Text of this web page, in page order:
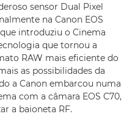
sensor Dual Pixel
na Canon EOS
introduziu o Cinema
que tornou a
RAW mais eficiente do
as possibilidades da
a Canon embarcou numa
com a câmara EOS C70,
a baioneta RF.